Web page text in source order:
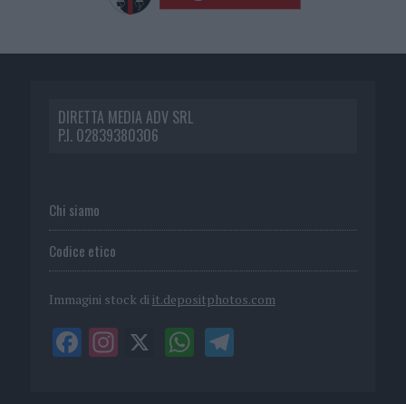
DIRETTA MEDIA ADV SRL
P.I. 02839380306
Chi siamo
Codice etico
Immagini stock di it.depositphotos.com